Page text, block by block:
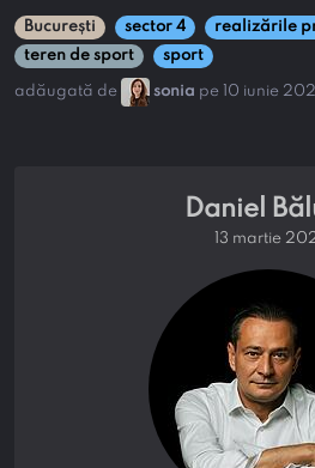
București sector 4
realizările
teren de sport
sport
adăugată de sonia pe 10 iunie
Daniel
13 martie